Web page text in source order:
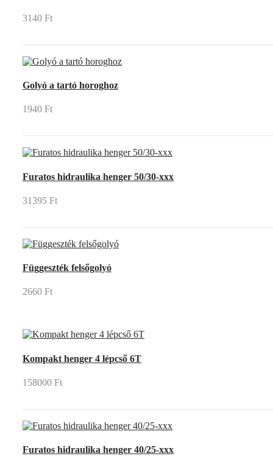
3140 Ft
Golyó a tartó horoghoz
1940 Ft
Furatos hidraulika henger 50/30-xxx
31395 Ft
Függeszték felsőgolyó
2660 Ft
Kompakt henger 4 lépcső 6T
158000 Ft
Furatos hidraulika henger 40/25-xxx